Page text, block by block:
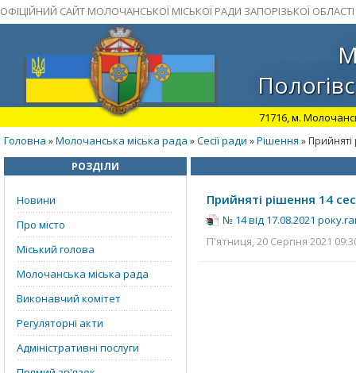
ОФІЦІЙНИЙ САЙТ МОЛОЧАНСЬКОЇ МІСЬКОЇ РАДИ ЗАПОРІЗЬКОЇ ОБЛАСТІ
71716, м.
Головна »Молочанська міська рада »Сесії ради »Рішення » Прийняті
РОЗДІЛИ
Новини
Про місто
Міський голова
Молочанська міська рада
Виконавчий комітет
Регуляторні акти
Адміністративні послуги
Прийняті рішення 14
№ 14 від 17.08.2021
П'ятниця, 20 Серпня 2021